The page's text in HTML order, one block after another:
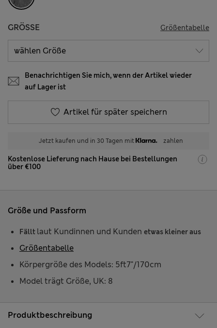
GRÖSSE Größentabelle
Benachrichtigen Sie mich, wenn der Artikel wieder
auf Lager ist
Artikel für später speichern
Jetzt kaufen und in 30 Tagen mit zahlen
Kostenlose Lieferung nach Hause bei Bestellungen
über €100
Produktbeschreibung
Größe und Passform
Fällt laut Kundinnen und Kunden etwas kleiner aus
Körpergröße des Models: 5ft7"/170cm
Model trägt Größe, UK: 8
Größentabelle